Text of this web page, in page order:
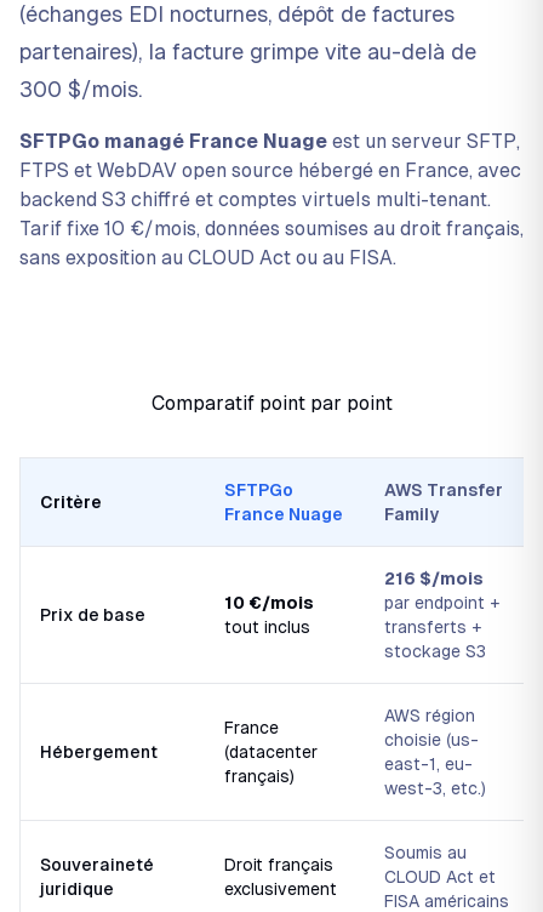
(échanges EDI nocturnes, dépôt de factures
partenaires), la facture grimpe vite au-delà de
300 $/mois.
SFTPGo managé France Nuage est un serveur SFTP,
FTPS et WebDAV open source hébergé en France, avec
backend S3 chiffré et comptes virtuels multi-tenant.
Tarif fixe 10 €/mois, données soumises au droit français,
sans exposition au CLOUD Act ou au FISA.
Comparatif point par point
Critère
SFTPGo
France Nuage
AWS Transfer
Family
Prix de base
10 €/mois
tout inclus
216 $/mois
par endpoint +
transferts +
stockage S3
Hébergement
France
(datacenter
français)
AWS région
choisie (us-
east-1, eu-
west-3, etc.)
Souveraineté
juridique
Droit français
exclusivement
Soumis au
CLOUD Act et
FISA américains